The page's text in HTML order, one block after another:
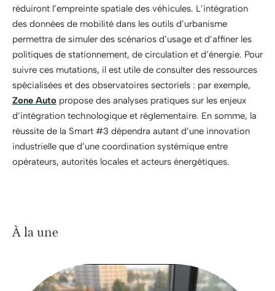
réduiront l’empreinte spatiale des véhicules. L’intégration
des données de mobilité dans les outils d’urbanisme
permettra de simuler des scénarios d’usage et d’affiner les
politiques de stationnement, de circulation et d’énergie. Pour
suivre ces mutations, il est utile de consulter des ressources
spécialisées et des observatoires sectoriels : par exemple,
Zone Auto propose des analyses pratiques sur les enjeux
d’intégration technologique et réglementaire. En somme, la
réussite de la Smart #3 dépendra autant d’une innovation
industrielle que d’une coordination systémique entre
opérateurs, autorités locales et acteurs énergétiques.
À la une